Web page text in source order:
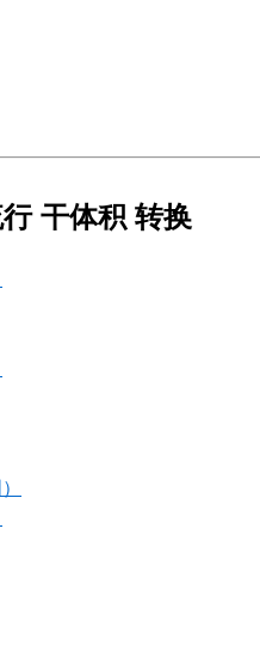
干体积 转换